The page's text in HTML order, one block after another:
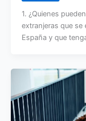
1. ¿Quienes
extranjeras que se
España y que